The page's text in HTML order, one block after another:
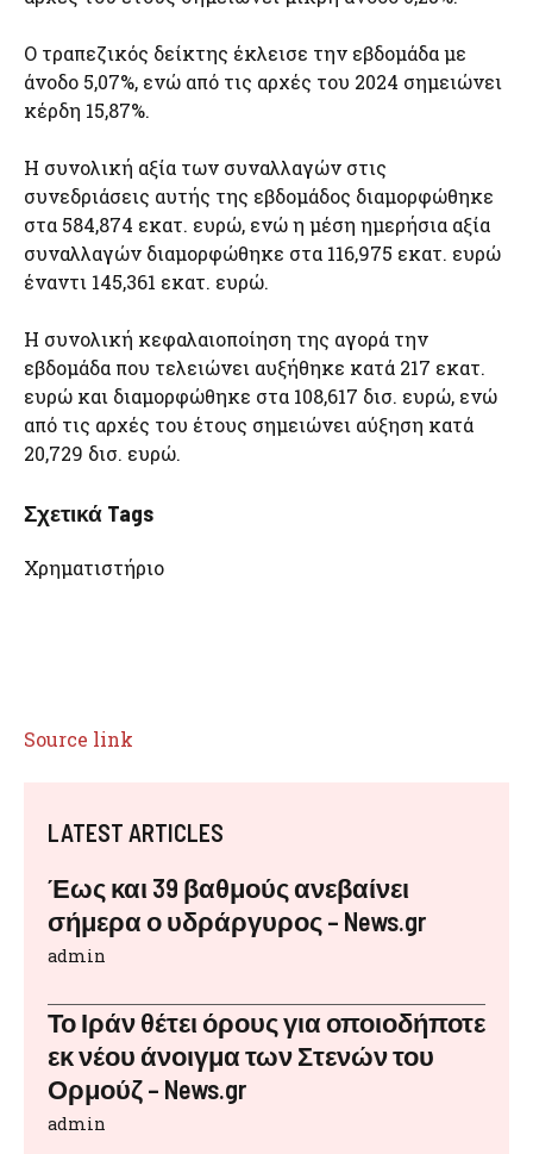
Ο τραπεζικός δείκτης έκλεισε την εβδομάδα με
άνοδο 5,07%, ενώ από τις αρχές του 2024 σημειώνει
κέρδη 15,87%.
Η συνολική αξία των συναλλαγών στις
συνεδριάσεις αυτής της εβδομάδος διαμορφώθηκε
στα 584,874 εκατ. ευρώ, ενώ η μέση ημερήσια αξία
συναλλαγών διαμορφώθηκε στα 116,975 εκατ. ευρώ
έναντι 145,361 εκατ. ευρώ.
Η συνολική κεφαλαιοποίηση της αγορά την
εβδομάδα που τελειώνει αυξήθηκε κατά 217 εκατ.
ευρώ και διαμορφώθηκε στα 108,617 δισ. ευρώ, ενώ
από τις αρχές του έτους σημειώνει αύξηση κατά
20,729 δισ. ευρώ.
Σχετικά Tags
Χρηματιστήριο
Source link
LATEST ARTICLES
Έως και 39 βαθμούς ανεβαίνει
σήμερα ο υδράργυρος – News.gr
admin
Το Ιράν θέτει όρους για οποιοδήποτε
εκ νέου άνοιγμα των Στενών του
Ορμούζ – News.gr
admin